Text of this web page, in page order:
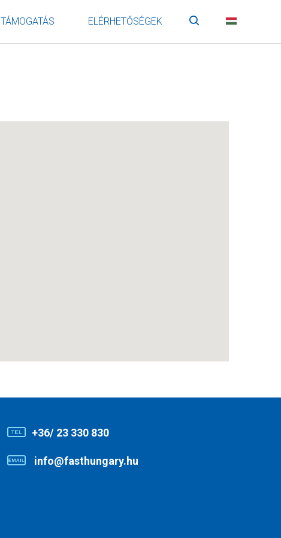
TÁMOGATÁS ELÉRHETŐSÉGEK Keresés
+36/ 23 330 830
info@fasthungary.hu